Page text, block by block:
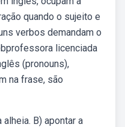
quando o sujeito e
verbos demandam o
licenciada
(pronouns),
na frase, são
alheia. B) apontar a